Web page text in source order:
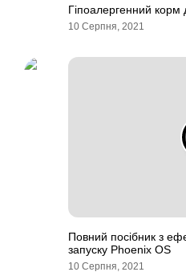
Гіпоалергенний корм
10 Серпня, 2021
Повний посібник з
запуску Phoenix OS
10 Серпня, 2021